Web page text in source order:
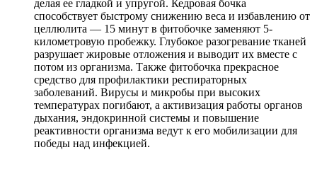
делая ее гладкой и упругой. Кедровая бочка
способствует быстрому снижению веса и избавлению от
целлюлита — 15 минут в фитобочке заменяют 5-
километровую пробежку. Глубокое разогревание тканей
разрушает жировые отложения и выводит их вместе с
потом из организма. Также фитобочка прекрасное
средство для профилактики респираторных
заболеваний. Вирусы и микробы при высоких
температурах погибают, а активизация работы органов
дыхания, эндокринной системы и повышение
реактивности организма ведут к его мобилизации для
победы над инфекцией.